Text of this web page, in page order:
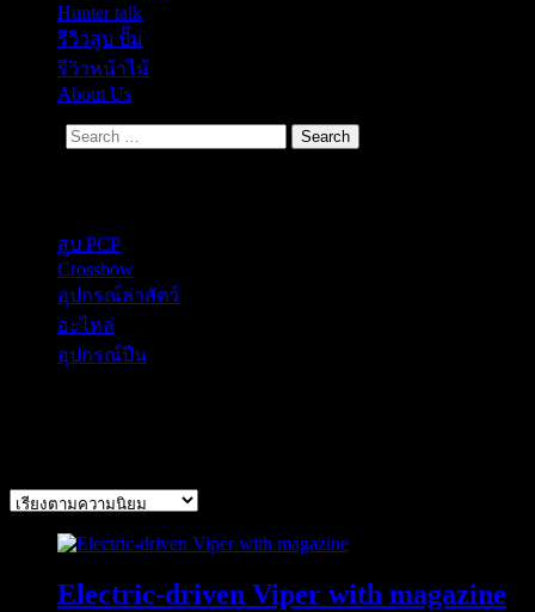
Hunter talk
รีวิวสูบ ปั๊ม
รีวิวหน้าไม้
About Us
สูบ PCP
Crossbow
อุปกรณ์ล่าสัตว์
อะไหล่
อุปกรณ์ปืน
popularity
Electric-driven Viper with magazine